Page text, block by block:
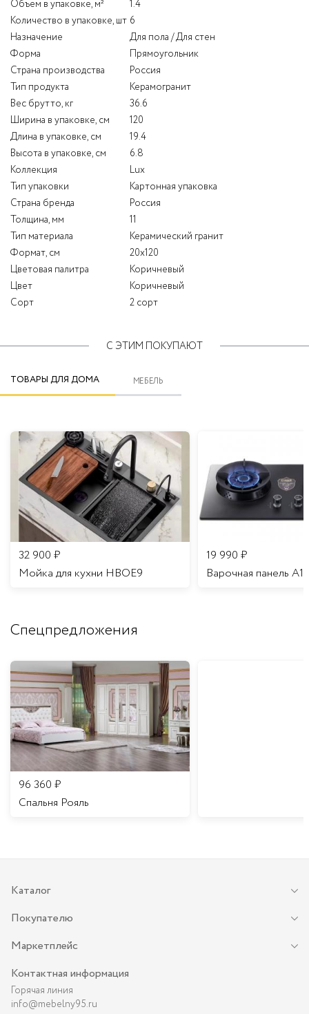
Объем в упаковке, м²
1.4
Количество в упаковке, шт 6
Назначение
Для пола / Для стен
Форма
Прямоугольник
Страна производства
Россия
Тип продукта
Керамогранит
Вес брутто, кг
36.6
Ширина в упаковке, см
120
Длина в упаковке, см
19.4
Высота в упаковке, см
6.8
Коллекция
Lux
Тип упаковки
Картонная упаковка
Страна бренда
Россия
Толщина, мм
11
Тип материала
Керамический гранит
Формат, см
20x120
Цветовая палитра
Коричневый
Цвет
Коричневый
Сорт
2 сорт
С ЭТИМ ПОКУПАЮТ
ТОВАРЫ ДЛЯ ДОМА МЕБЕЛЬ
32 900 ₽
Мойка для кухни HBOE9
19 990 ₽
Варочная панель A16
Спецпредложения
96 360 ₽
Спальня Рояль
Каталог
Покупателю
Маркетплейс
Контактная информация
Горячая линия
info@mebelny95.ru